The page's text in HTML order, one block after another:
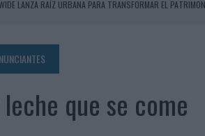
LANZA RAÍZ URBANA PARA TRANSFORMAR EL
EL PARAÍSO CANARIO EN SU ÚLTIMA CAMPAÑA
“LA CONSTRUCCIÓN DE MARCA A LARGO PLAZO Y LA
que se come